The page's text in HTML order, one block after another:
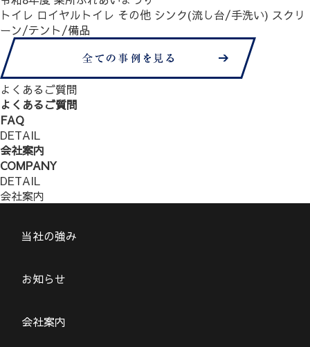
トイレ ロイヤルトイレ その他 シンク(流し台/手洗い) スクリ
ーン/テント/備品
よくあるご質問
よくあるご質問
FAQ
DETAIL
会社案内
COMPANY
DETAIL
会社案内
当社の強み
お知らせ
会社案内